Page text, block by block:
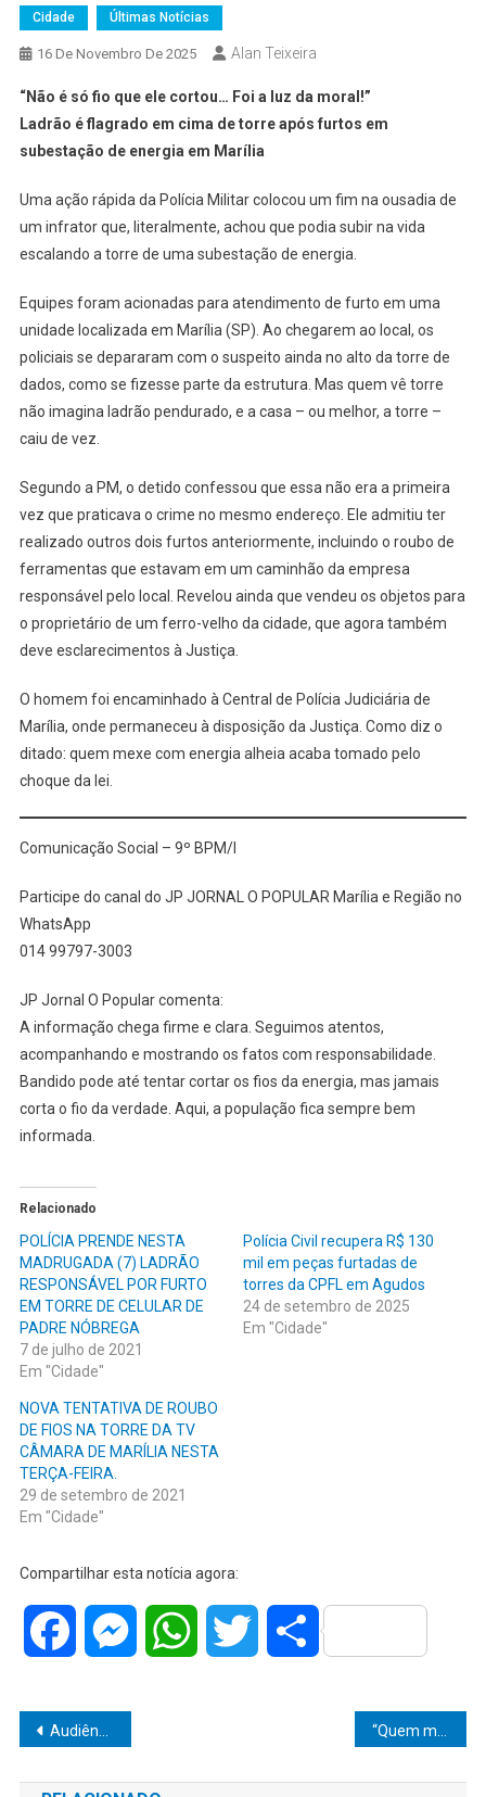
Cidade Últimas Notícias
16 De Novembro De 2025 Alan Teixeira
“Não é só fio que ele cortou… Foi a luz da moral!”
Ladrão é flagrado em cima de torre após furtos em
subestação de energia em Marília
Uma ação rápida da Polícia Militar colocou um fim na ousadia de
um infrator que, literalmente, achou que podia subir na vida
escalando a torre de uma subestação de energia.
Equipes foram acionadas para atendimento de furto em uma
unidade localizada em Marília (SP). Ao chegarem ao local, os
policiais se depararam com o suspeito ainda no alto da torre de
dados, como se fizesse parte da estrutura. Mas quem vê torre
não imagina ladrão pendurado, e a casa – ou melhor, a torre –
caiu de vez.
Segundo a PM, o detido confessou que essa não era a primeira
vez que praticava o crime no mesmo endereço. Ele admitiu ter
realizado outros dois furtos anteriormente, incluindo o roubo de
ferramentas que estavam em um caminhão da empresa
responsável pelo local. Revelou ainda que vendeu os objetos para
o proprietário de um ferro-velho da cidade, que agora também
deve esclarecimentos à Justiça.
O homem foi encaminhado à Central de Polícia Judiciária de
Marília, onde permaneceu à disposição da Justiça. Como diz o
ditado: quem mexe com energia alheia acaba tomado pelo
choque da lei.
Comunicação Social – 9º BPM/I
Participe do canal do JP JORNAL O POPULAR Marília e Região no
WhatsApp
014 99797-3003
JP Jornal O Popular comenta:
A informação chega firme e clara. Seguimos atentos,
acompanhando e mostrando os fatos com responsabilidade.
Bandido pode até tentar cortar os fios da energia, mas jamais
corta o fio da verdade. Aqui, a população fica sempre bem
informada.
Relacionado
POLÍCIA PRENDE NESTA
MADRUGADA (7) LADRÃO
RESPONSÁVEL POR FURTO
EM TORRE DE CELULAR DE
PADRE NÓBREGA
7 de julho de 2021
Em "Cidade"
Polícia Civil recupera R$ 130
mil em peças furtadas de
torres da CPFL em Agudos
24 de setembro de 2025
Em "Cidade"
NOVA TENTATIVA DE ROUBO
DE FIOS NA TORRE DA TV
CÂMARA DE MARÍLIA NESTA
TERÇA-FEIRA.
29 de setembro de 2021
Em "Cidade"
Compartilhar esta notícia agora:
Facebook MessengerWhatsAppTwitter Share
Navegação
de
Audiência Pública fortalece integração e aponta avanços na gestão dos resíduos da construção civil em Marília